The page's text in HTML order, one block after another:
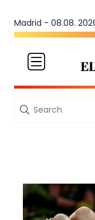
Madrid - 08.08.